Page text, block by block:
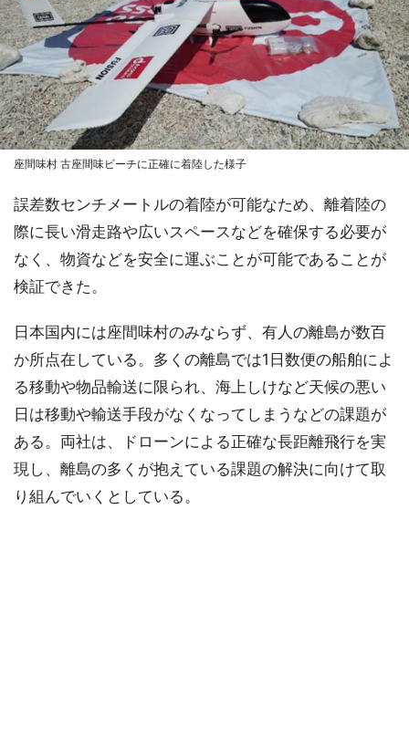
座間味村 古座間味ビーチに正確に着陸した様子
誤差数センチメートルの着陸が可能なため、離着陸の
際に長い滑走路や広いスペースなどを確保する必要が
なく、物資などを安全に運ぶことが可能であることが
検証できた。
日本国内には座間味村のみならず、有人の離島が数百
か所点在している。多くの離島では1日数便の船舶によ
る移動や物品輸送に限られ、海上しけなど天候の悪い
日は移動や輸送手段がなくなってしまうなどの課題が
ある。両社は、ドローンによる正確な長距離飛行を実
現し、離島の多くが抱えている課題の解決に向けて取
り組んでいくとしている。